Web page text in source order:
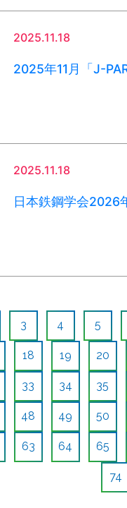
2025.11.18
2025年11月「J-
2025.11.18
日本鉄鋼学会2026
3 4 5
18 19 20
33 34 35
48 49 50
63 64 65
74